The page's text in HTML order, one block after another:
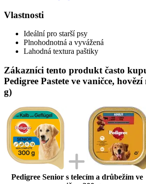
Vlastnosti
Ideální pro starší psy
Plnohodnotná a vyvážená
Lahodná textura paštiky
Zákazníci tento produkt často
Pedigree Pastete ve vaničce,
g)
Pedigree Senior s telecím a drůbežím ve